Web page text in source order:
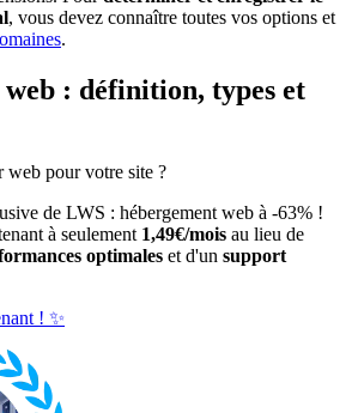
, vous devez connaître toutes vos options et
.
: définition, types et
web pour votre site ?
de LWS : hébergement web à -63% !
à seulement 1,49€/mois au lieu de
optimales et d'un support
! ✨